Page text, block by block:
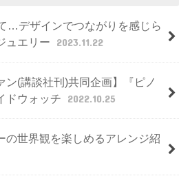
…デザインでつながりを感じら
ュエリー
2023.11.22
ン(講談社刊)共同企画】『ピノ
ドウォッチ
2022.10.25
の世界観を楽しめるアレンジ紹